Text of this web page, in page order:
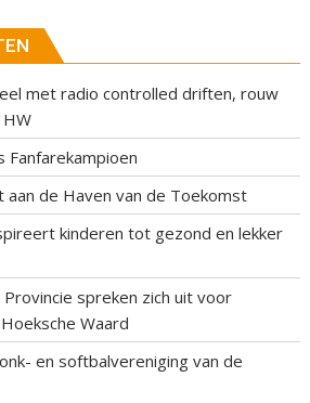
met radio controlled driften, rouw
Fanfarekampioen
de Haven van de Toekomst
kinderen tot gezond en lekker
spreken zich uit voor
Waard
en softbalvereniging van de